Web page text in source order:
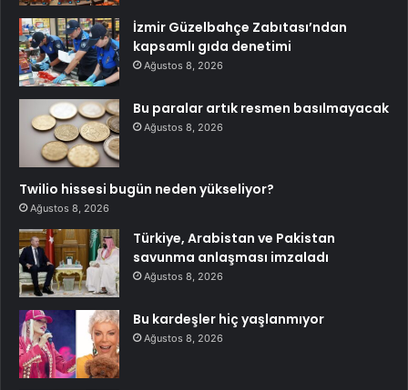
İzmir Güzelbahçe Zabıtası’ndan
kapsamlı gıda denetimi
Ağustos 8, 2026
Bu paralar artık resmen basılmayacak
Ağustos 8, 2026
Twilio hissesi bugün neden yükseliyor?
Ağustos 8, 2026
Türkiye, Arabistan ve Pakistan
savunma anlaşması imzaladı
Ağustos 8, 2026
Bu kardeşler hiç yaşlanmıyor
Ağustos 8, 2026